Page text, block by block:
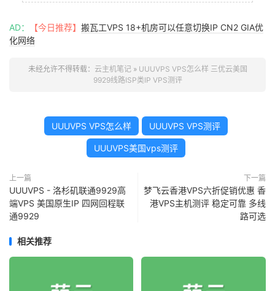
折优惠码： 以上是原价，...
AD： 【今日推荐】 搬瓦工VPS 18+机房可以任意切换IP CN2 GIA优
化网络
未经允许不得转载： 云主机笔记» UUUVPS VPS怎么样 三优云美国
9929线路ISP类IP VPS测评
UUUVPS VPS怎么样 UUUVPS VPS测评
UUUVPS美国vps测评
上一篇
UUUVPS - 洛杉矶联通9929高
端VPS 美国原生IP 四网回程联
通9929
下一篇
梦飞云香港VPS六折促销优惠 香
港VPS主机测评 稳定可靠 多线
路可选
相关推荐